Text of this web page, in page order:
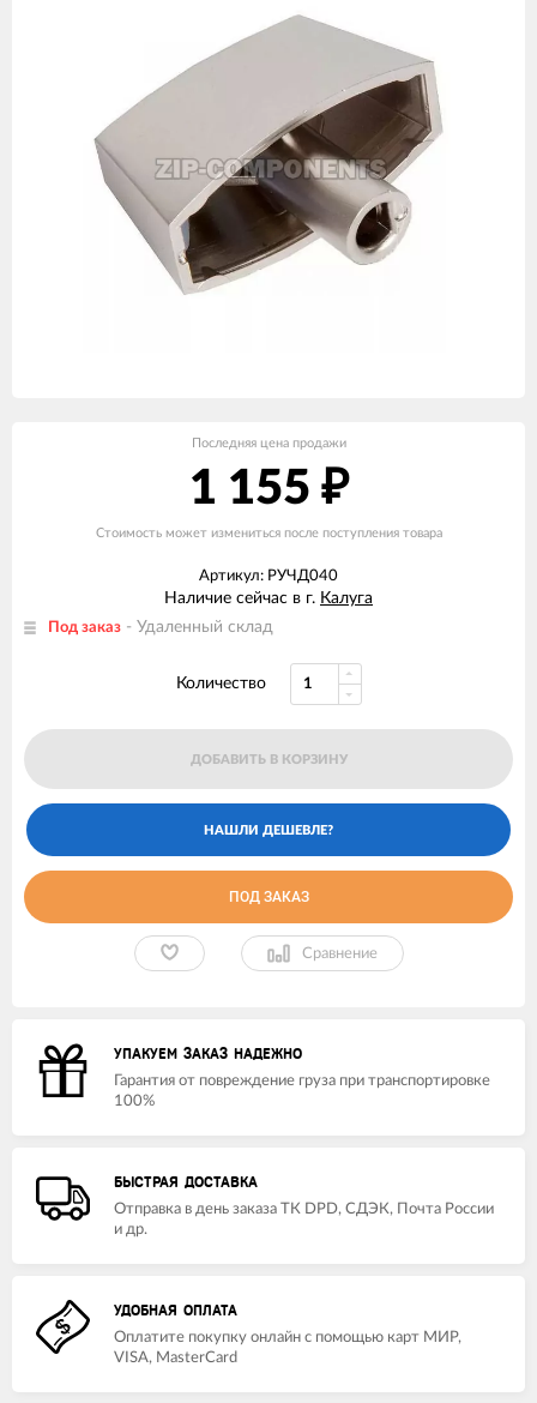
Последняя цена продажи
1 155 ₽
Стоимость может измениться после поступления товара
Артикул: РУЧД040
Наличие сейчас в г. Калуга
Под заказ - Удаленный склад
Количество
ДОБАВИТЬ В КОРЗИНУ
ПОД ЗАКАЗ
Сравнение
УПАКУЕМ ЗАКАЗ НАДЕЖНО
Гарантия от повреждение груза при транспортировке
100%
БЫСТРАЯ ДОСТАВКА
Отправка в день заказа ТК DPD, СДЭК, Почта России
и др.
УДОБНАЯ ОПЛАТА
Оплатите покупку онлайн с помощью карт МИР,
VISA, MasterCard